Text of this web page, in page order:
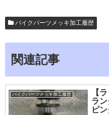
バイクパーツメッキ加工履歴
関連記事
バイクパーツメッキ加工履歴
【
ラ
ピ